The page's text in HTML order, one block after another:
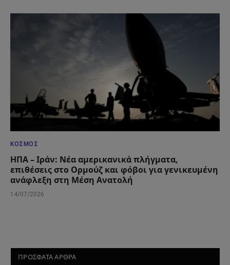
ΚΌΣΜΟΣ
ΗΠΑ – Ιράν: Νέα αμερικανικά πλήγματα,
επιθέσεις στο Ορμούζ και φόβοι για γενικευμένη
ανάφλεξη στη Μέση Ανατολή
14/07/2026
ΠΡΟΣΦΑΤΑ ΑΡΘΡΑ